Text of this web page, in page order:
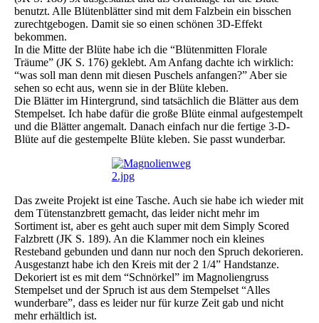
benutzt. Alle Blütenblätter sind mit dem Falzbein ein bisschen
zurechtgebogen. Damit sie so einen schönen 3D-Effekt
bekommen.
In die Mitte der Blüte habe ich die “Blütenmitten Florale
Träume” (JK S. 176) geklebt. Am Anfang dachte ich wirklich:
“was soll man denn mit diesen Puschels anfangen?” Aber sie
sehen so echt aus, wenn sie in der Blüte kleben.
Die Blätter im Hintergrund, sind tatsächlich die Blätter aus dem
Stempelset. Ich habe dafür die große Blüte einmal aufgestempelt
und die Blätter angemalt. Danach einfach nur die fertige 3-D-
Blüte auf die gestempelte Blüte kleben. Sie passt wunderbar.
Das zweite Projekt ist eine Tasche. Auch sie habe ich wieder mit
dem Tütenstanzbrett gemacht, das leider nicht mehr im
Sortiment ist, aber es geht auch super mit dem Simply Scored
Falzbrett (JK S. 189). An die Klammer noch ein kleines
Resteband gebunden und dann nur noch den Spruch dekorieren.
Ausgestanzt habe ich den Kreis mit der 2 1/4” Handstanze.
Dekoriert ist es mit dem “Schnörkel” im Magnoliengruss
Stempelset und der Spruch ist aus dem Stempelset “Alles
wunderbare”, dass es leider nur für kurze Zeit gab und nicht
mehr erhältlich ist.